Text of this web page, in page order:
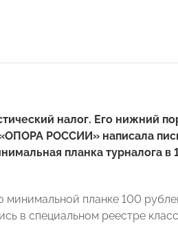
налог. Его нижний
РОССИИ» написала
планка турналога
минимальной планке 100
в специальном реестре